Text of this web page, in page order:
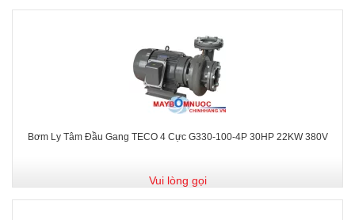
Bơm Ly Tâm Đầu Gang TECO 4 Cực G330-100-4P 30HP 22KW 380V
Vui lòng gọi